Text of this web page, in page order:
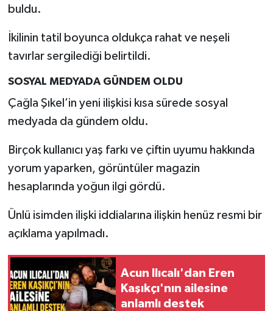
buldu.
İkilinin tatil boyunca oldukça rahat ve neşeli
tavırlar sergilediği belirtildi.
SOSYAL MEDYADA GÜNDEM OLDU
Çağla Şıkel’in yeni ilişkisi kısa sürede sosyal
medyada da gündem oldu.
Birçok kullanıcı yaş farkı ve çiftin uyumu hakkında
yorum yaparken, görüntüler magazin
hesaplarında yoğun ilgi gördü.
Ünlü isimden ilişki iddialarına ilişkin henüz resmi bir
açıklama yapılmadı.
Acun Ilıcalı'dan Eren
Kaşıkçı'nın ailesine
anlamlı destek